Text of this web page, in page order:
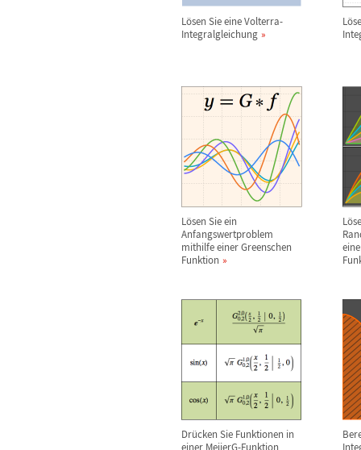
Lösen Sie eine Volterra-
Integralgleichung
Lö
Lösen Sie ein
Anfangswertproblem
mithilfe einer Greenschen
Funktion
Lö
Drücken Sie Funktionen in
einer MeijerG-Funktion